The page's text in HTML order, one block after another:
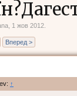
1 жов 2012
Вперед >
↑